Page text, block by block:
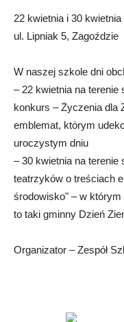
22 kwietnia i 30 kwietnia
ul. Lipniak 5, Zagoździe
W naszej szkole dni
– 22 kwietnia na terenie
konkurs – Życzenia dla
emblemat, którym
uroczystym dniu
– 30 kwietnia na terenie
teatrzyków o treściach
środowisko" – w którym
to taki gminny Dzień
Organizator – Zespół